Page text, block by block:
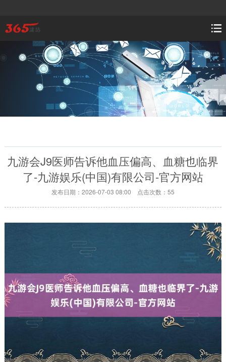
九游会J9医师告诉他血压偏高、血糖也临界
了-九游娱乐(中国)有限公司-官方网站
发布日期：2026-07-03 08:00 点击次数：55